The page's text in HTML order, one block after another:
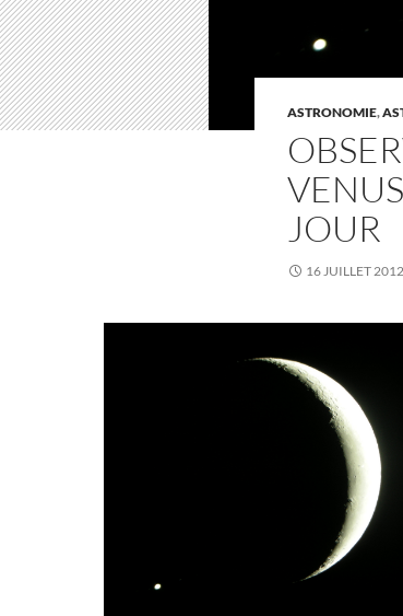
ASTRONOMIE,
JOUR
16 JUILLET 2012